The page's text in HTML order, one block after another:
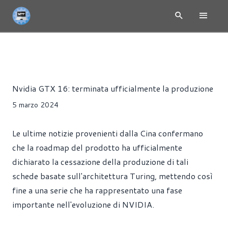
Nvidia GTX 16: terminata ufficialmente la produzione
5 marzo 2024
Le ultime notizie provenienti dalla Cina confermano
che la roadmap del prodotto ha ufficialmente
dichiarato la cessazione della produzione di tali
schede basate sull'architettura Turing, mettendo così
fine a una serie che ha rappresentato una fase
importante nell'evoluzione di NVIDIA.